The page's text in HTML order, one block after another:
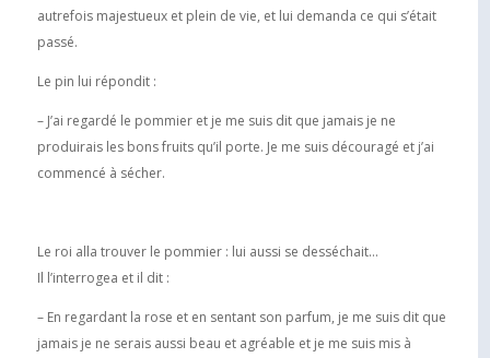
autrefois majestueux et plein de vie, et lui demanda ce qui s’était
passé.
Le pin lui répondit :
– J’ai regardé le pommier et je me suis dit que jamais je ne
produirais les bons fruits qu’il porte. Je me suis découragé et j’ai
commencé à sécher.
Le roi alla trouver le pommier : lui aussi se desséchait…
Il l’interrogea et il dit :
– En regardant la rose et en sentant son parfum, je me suis dit que
jamais je ne serais aussi beau et agréable et je me suis mis à